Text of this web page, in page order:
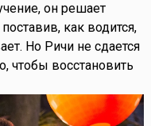
он решает
как водится,
Но Ричи не сдается
чтобы восстановить